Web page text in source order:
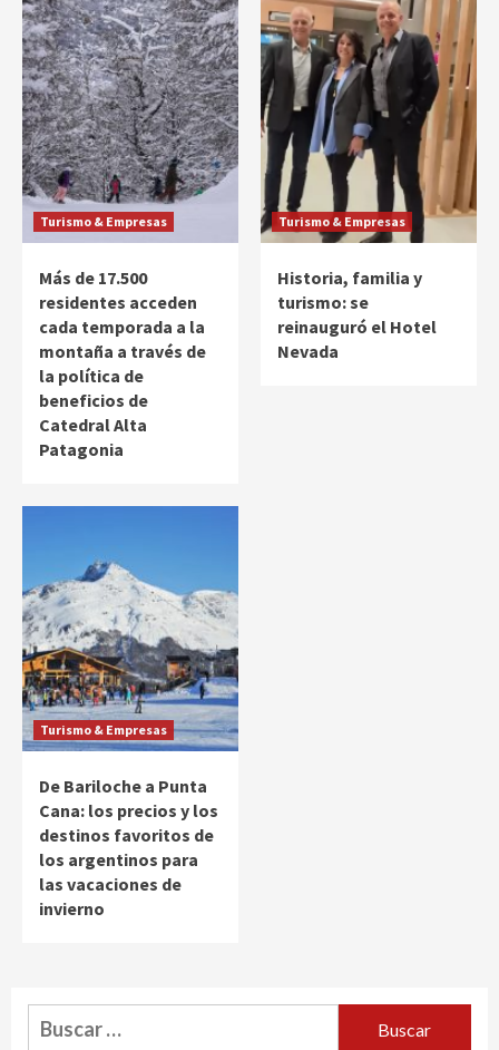
Turismo & Empresas
Más de 17.500
residentes acceden
cada temporada a la
montaña a través de
la política de
beneficios de
Catedral Alta
Patagonia
Turismo & Empresas
Historia, familia y
turismo: se
reinauguró el Hotel
Nevada
Turismo & Empresas
De Bariloche a Punta
Cana: los precios y los
destinos favoritos de
los argentinos para
las vacaciones de
invierno
Buscar: